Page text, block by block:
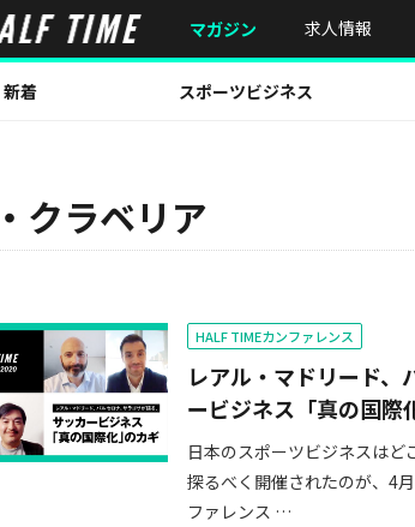
マガジン 求人情報
新着 スポーツビジネス
クラベリア
HALF TIMEカンファレンス
レアル・マドリード、
ービジネス「真の国際
日本のスポーツビジネスは
探るべく開催されたのが、4
ファレンス …